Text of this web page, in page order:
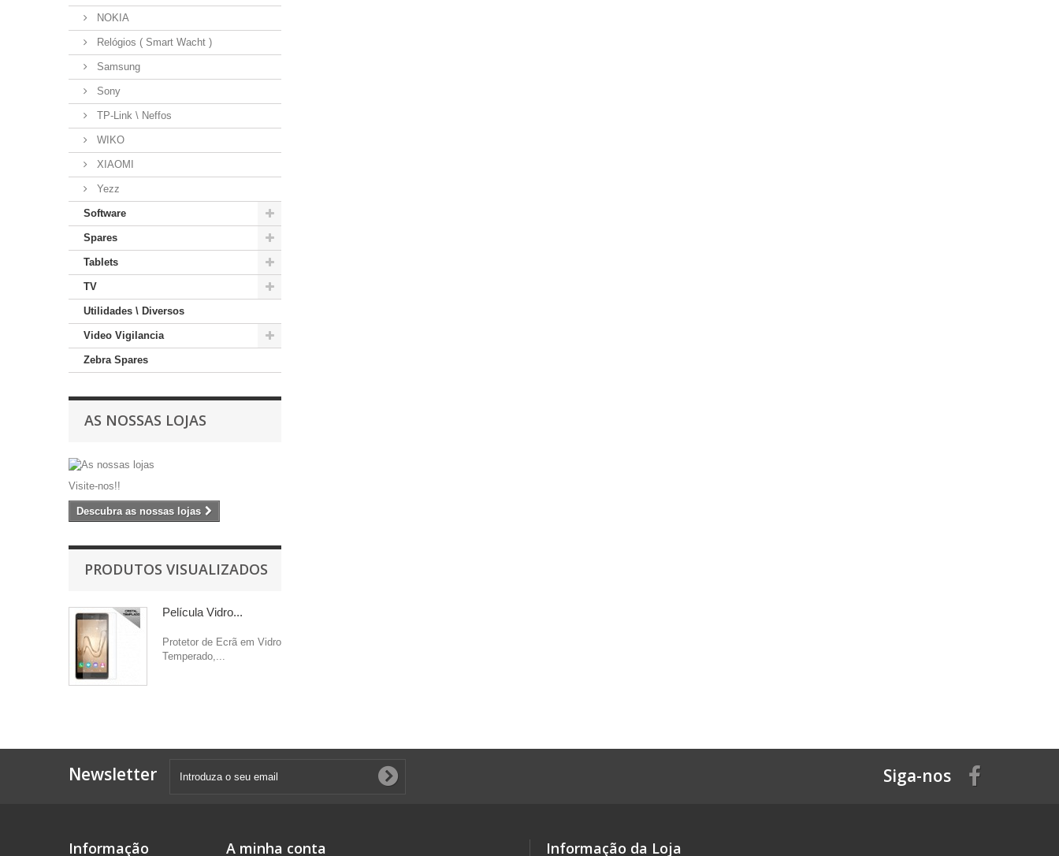
NOKIA
Relógios ( Smart Wacht )
Samsung
Sony
TP-Link \ Neffos
WIKO
XIAOMI
Yezz
Software
Spares
Tablets
TV
Utilidades \ Diversos
Video Vigilancia
Zebra Spares
AS NOSSAS LOJAS
Visite-nos!!
Descubra as nossas lojas
PRODUTOS VISUALIZADOS
Película Vidro...
Protetor de Ecrã em Vidro
Temperado,...
Newsletter Siga-nos
Informação A minha conta Informação da Loja